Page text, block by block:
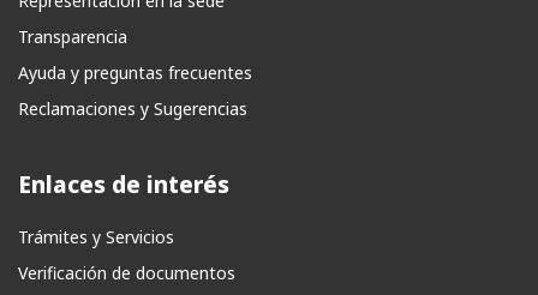
Transparencia
Ayuda y preguntas frecuentes
Reclamaciones y Sugerencias
Enlaces de interés
Trámites y Servicios
Verificación de documentos